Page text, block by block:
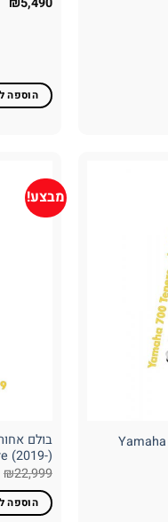
הוספה
מבצע!
(2019-)
₪22,999
הוספה